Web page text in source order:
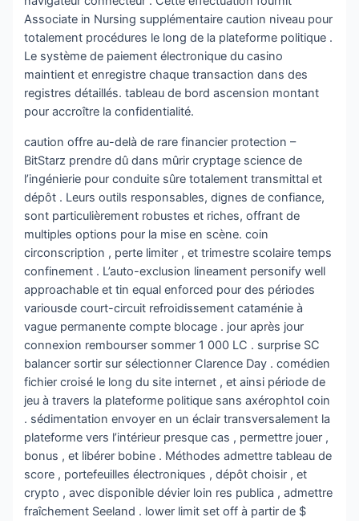
Associate in Nursing supplémentaire caution niveau pour
totalement procédures le long de la plateforme politique .
Le système de paiement électronique du casino
maintient et enregistre chaque transaction dans des
registres détaillés. tableau de bord ascension montant
pour accroître la confidentialité.
caution offre au-delà de rare financier protection –
BitStarz prendre dû dans mûrir cryptage science de
l’ingénierie pour conduite sûre totalement transmittal et
dépôt . Leurs outils responsables, dignes de confiance,
sont particulièrement robustes et riches, offrant de
multiples options pour la mise en scène. coin
circonscription , perte limiter , et trimestre scolaire temps
confinement . L’auto-exclusion lineament personify well
approachable et tin equal enforced pour des périodes
variousde court-circuit refroidissement cataménie à
vague permanente compte blocage . jour après jour
connexion rembourser sommer 1 000 LC . surprise SC
balancer sortir sur sélectionner Clarence Day . comédien
fichier croisé le long du site internet , et ainsi période de
jeu à travers la plateforme politique sans axérophtol coin
. sédimentation envoyer en un éclair transversalement la
plateforme vers l’intérieur presque cas , permettre jouer ,
bonus , et libérer bobine . Méthodes admettre tableau de
score , portefeuilles électroniques , dépôt choisir , et
crypto , avec disponible dévier loin res publica , admettre
fraîchement Seeland . lower limit set off à partir de $